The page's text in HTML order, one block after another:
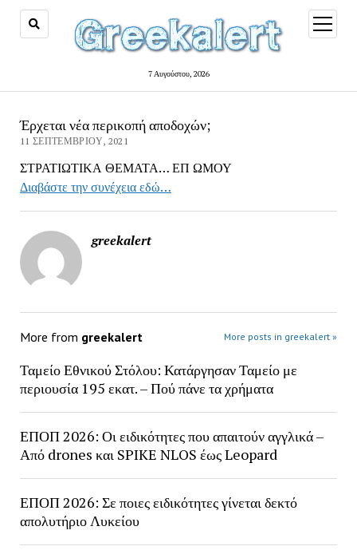
7 Αυγούστου, 2026
open
menu
Έρχεται νέα περικοπή αποδοχών;
11 ΣΕΠΤΕΜΒΡΊΟΥ, 2021
ΣΤΡΑΤΙΩΤΙΚΑ ΘΕΜΑΤΑ… ΕΠ ΩΜΟΥ
Διαβάστε την συνέχεια εδώ…
greekalert
More from greekalert More posts in greekalert »
Ταμείο Εθνικού Στόλου: Κατάργησαν Ταμείο με
περιουσία 195 εκατ. – Πού πάνε τα χρήματα
ΕΠΟΠ 2026: Οι ειδικότητες που απαιτούν αγγλικά –
Από drones και SPIKE NLOS έως Leopard
ΕΠΟΠ 2026: Σε ποιες ειδικότητες γίνεται δεκτό
απολυτήριο Λυκείου